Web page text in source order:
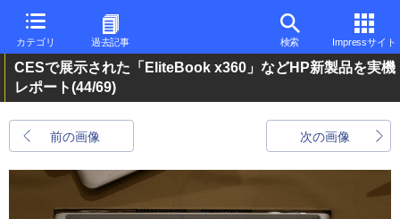
カテゴリ 過去記事 検索 Impressサイト
CESで展示された「EliteBook x360」などHP新製品を実機
レポート(44/69)
前の画像 次の画像